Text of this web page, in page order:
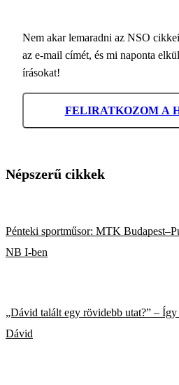
Nem akar lemaradni az NSO
az e-mail címét, és mi naponta
írásokat!
FELIRATKOZOM A
Népszerű cikkek
Pénteki sportműsor: MTK
NB I-ben
„Dávid talált egy rövidebb utat?” –
Dávid